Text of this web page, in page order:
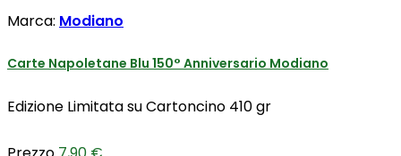
Marca: Modiano
Carte Napoletane Blu 150° Anniversario Modiano
Edizione Limitata su Cartoncino 410 gr